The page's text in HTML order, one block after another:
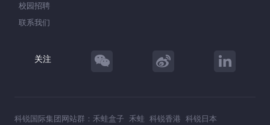
校园招聘
联系我们
关注
科锐国际集团网站群： 禾蛙盒子 禾蛙 科锐香港 科锐日本